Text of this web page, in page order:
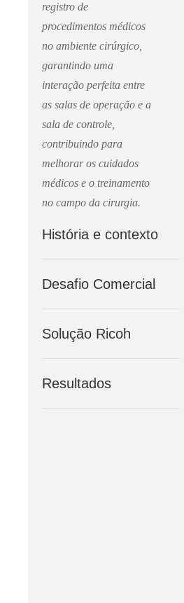
registro de
procedimentos médicos
no ambiente cirúrgico,
garantindo uma
interação perfeita entre
as salas de operação e a
sala de controle,
contribuindo para
melhorar os cuidados
médicos e o treinamento
no campo da cirurgia.
História e contexto
Desafio Comercial
Solução Ricoh
Resultados